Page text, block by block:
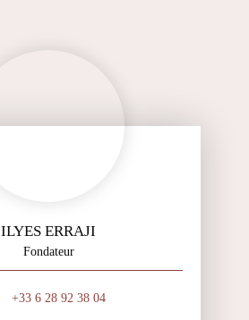
ILYES ERRAJI
Fondateur
+33 6 28 92 38 04